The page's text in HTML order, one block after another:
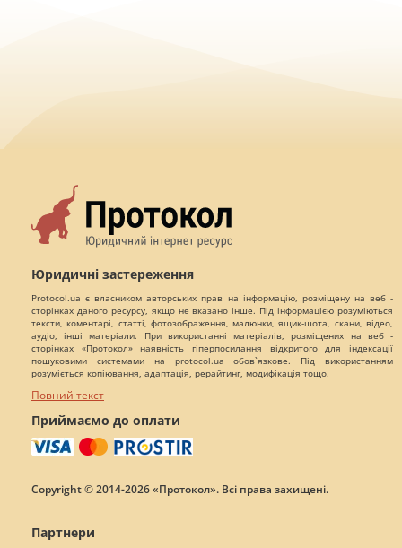
Юридичні застереження
Protocol.ua є власником авторських прав на інформацію, розміщену на веб -
сторінках даного ресурсу, якщо не вказано інше. Під інформацією розуміються
тексти, коментарі, статті, фотозображення, малюнки, ящик-шота, скани, відео,
аудіо, інші матеріали. При використанні матеріалів, розміщених на веб -
сторінках «Протокол» наявність гіперпосилання відкритого для індексації
пошуковими системами на protocol.ua обов`язкове. Під використанням
розуміється копіювання, адаптація, рерайтинг, модифікація тощо.
Повний текст
Приймаємо до оплати
Copyright © 2014-2026 «Протокол». Всі права захищені.
Партнери